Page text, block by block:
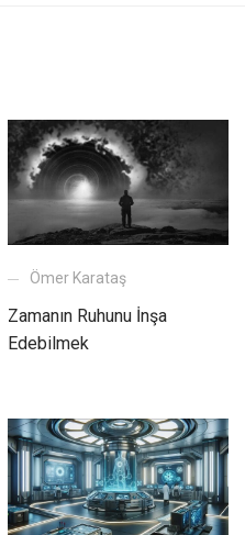
Ömer Karataş
Zamanın Ruhunu İnşa
Edebilmek